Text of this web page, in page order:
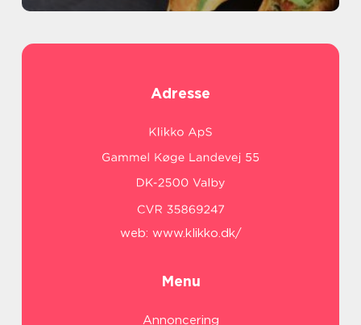
Adresse
web: www.klikko.dk/
Menu
Annoncering